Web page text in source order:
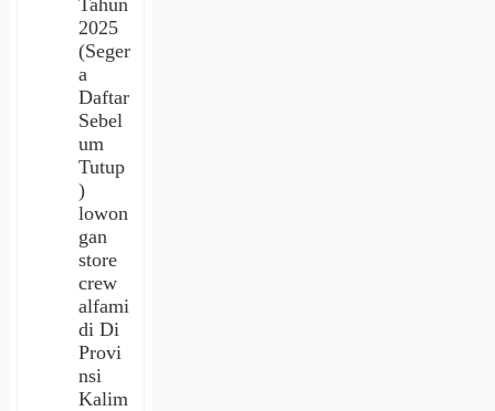
Tahun
2025
(Seger
a
Daftar
Sebel
um
Tutup
)
lowon
gan
store
crew
alfami
di Di
Provi
nsi
Kalim